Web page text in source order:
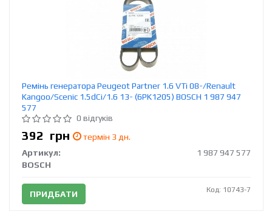
Ремінь генератора Peugeot Partner 1.6 VTi 08-/Renault
Kangoo/Scenic 1.5dCi/1.6 13- (6PK1205) BOSCH 1 987 947
577
0 відгуків
392 грн
термін 3 дн.
Артикул:
1 987 947 577
BOSCH
ПРИДБАТИ Код: 10743-7